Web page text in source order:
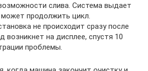
слива. Система выдает
продолжить цикл.
не происходит сразу после
возникнет на дисплее, спустя 10
проблемы.